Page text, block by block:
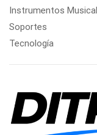
Instrumentos
Soportes
Tecnología